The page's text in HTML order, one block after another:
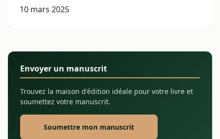
10 mars 2025
Envoyer un manuscrit
Trouvez la maison d'édition idéale pour votre livre et
soumettez votre manuscrit.
Soumettre mon manuscrit